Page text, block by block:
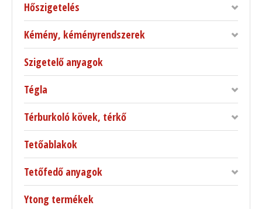
Hőszigetelés
Kémény, kéményrendszerek
Szigetelő anyagok
Tégla
Térburkoló kövek, térkő
Tetőablakok
Tetőfedő anyagok
Ytong termékek